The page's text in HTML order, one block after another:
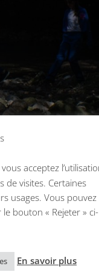
acceptez
de visites. Certaines
usages. Vous pouvez
bouton « Rejeter » ci-
En savoir plus